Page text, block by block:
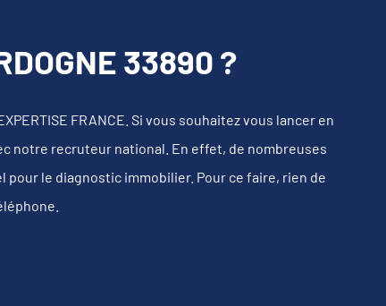
33890 ?
FRANCE. Si vous souhaitez vous lancer en
notre recruteur national. En effet, de nombreuses
le diagnostic immobilier. Pour ce faire, rien de